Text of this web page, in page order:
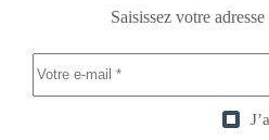
Saisissez votre